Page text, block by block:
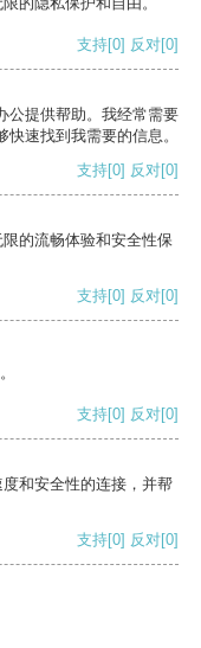
支持[0] 反对[0]
公提供帮助。我经常需要
速找到我需要的信息。
支持[0] 反对[0]
的流畅体验和安全性保
支持[0] 反对[0]
支持[0] 反对[0]
和安全性的连接，并帮
支持[0] 反对[0]